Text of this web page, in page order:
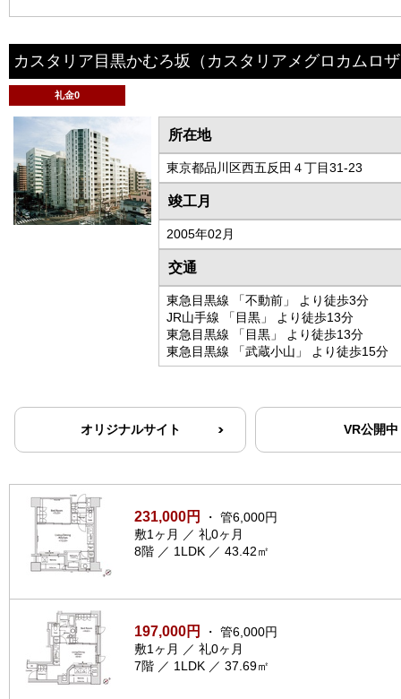
カスタリア目黒かむろ坂 （カスタリアメグロカムロ
礼金0
所在地
東京都品川区西五反田４丁目31-23
竣工月
2005年02月
交通
東急目黒線 「不動前」 より徒歩3分
JR山手線 「目黒」 より徒歩13分
東急目黒線 「目黒」 より徒歩13分
東急目黒線 「武蔵小山」 より徒歩15分
オリジナルサイト VR公開中
231,000円
・ 管6,000円
敷1ヶ月 ／ 礼0ヶ月
8階 ／ 1LDK ／ 43.42㎡
197,000円
・ 管6,000円
敷1ヶ月 ／ 礼0ヶ月
7階 ／ 1LDK ／ 37.69㎡